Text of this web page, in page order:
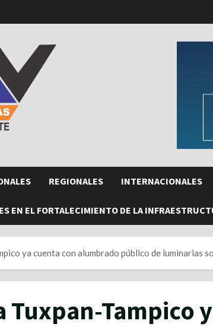
REGIONALES INTERNACIONALES
EN EL FORTALECIMIENTO DE LA
ya cuenta con alumbrado público de
Tuxpan-Tampico